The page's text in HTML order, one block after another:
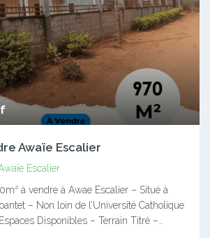
Awaïe Escalier
Escalier
à vendre à Awae Escalier – Situé à
– Non loin de l’Université Catholique
Disponibles – Terrain Titré –…